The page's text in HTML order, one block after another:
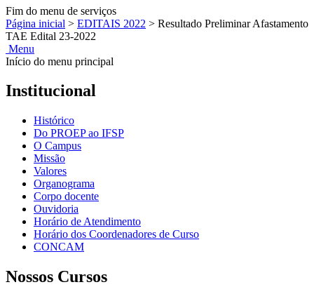
Fim do menu de serviços
Página inicial > EDITAIS 2022 > Resultado Preliminar Afastamento
TAE Edital 23-2022
Menu
Início do menu principal
Institucional
Histórico
Do PROEP ao IFSP
O Campus
Missão
Valores
Organograma
Corpo docente
Ouvidoria
Horário de Atendimento
Horário dos Coordenadores de Curso
CONCAM
Nossos Cursos